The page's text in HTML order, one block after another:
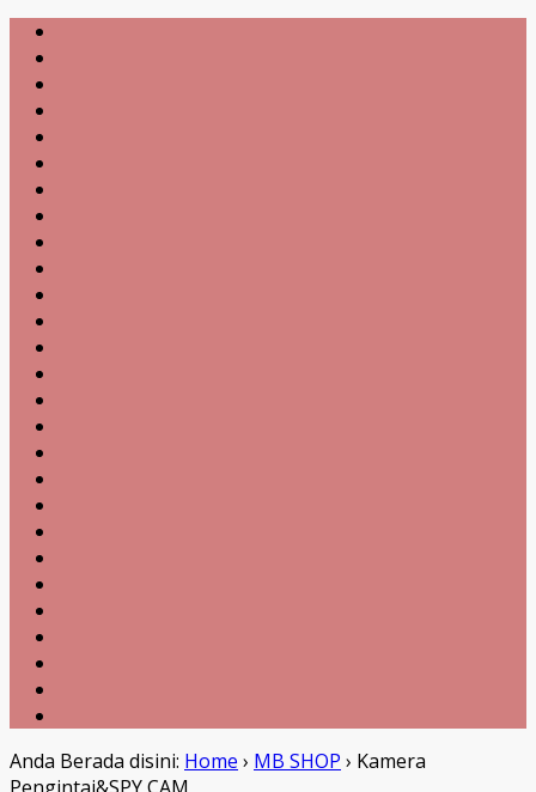
Anda Berada disini: Home › MB SHOP › Kamera